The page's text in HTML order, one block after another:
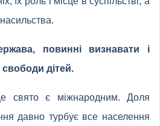
повинні визнавати і
дітей.
свято є міжнародним. Доля
давно турбує все населення